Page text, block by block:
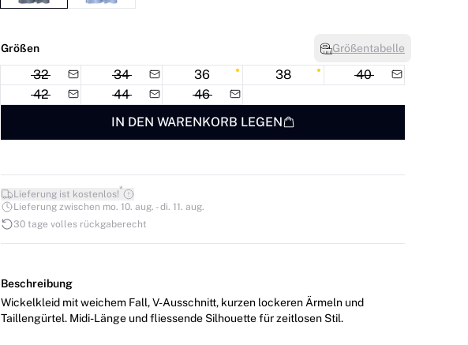
Größen Größentabelle
32 34 36 38
40
42
44
46
IN DEN WARENKORB LEGEN
Lieferung ist kostenlos!*
Lieferung zwischen mo. 10. aug. - di. 11. aug.
30 tage volles rückgaberecht
Beschreibung
Wickelkleid mit weichem Fall, V-Ausschnitt, kurzen lockeren Ärmeln und
Taillengürtel. Midi-Länge und fliessende Silhouette für zeitlosen Stil.